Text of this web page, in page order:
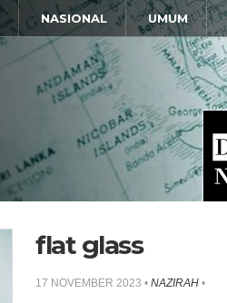
NASIONAL UMUM
flat glass
17 NOVEMBER 2023 • NAZIRAH •